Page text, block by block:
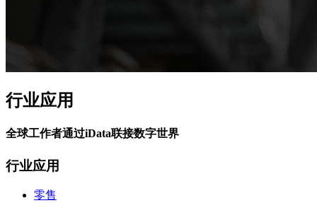
行业应用
全球工作者通过iData联接数字世界
行业应用
零售